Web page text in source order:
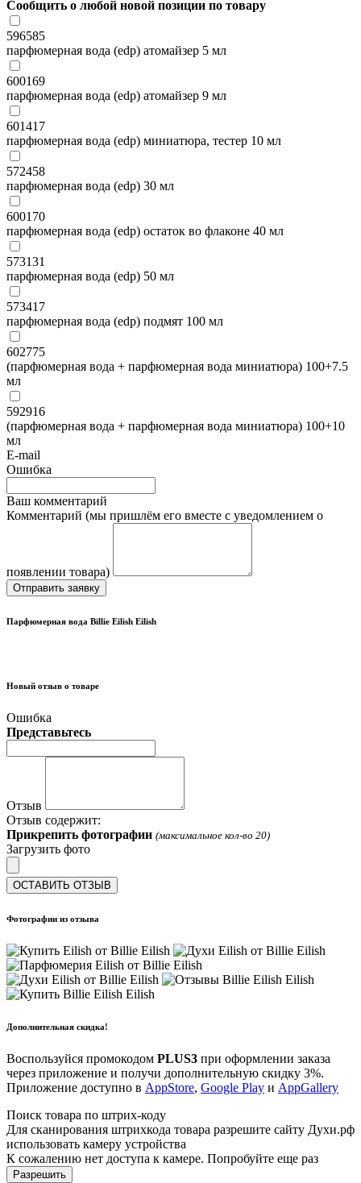
Сообщить о любой новой позиции по товару
596585
парфюмерная вода (edp) атомайзер 5 мл
600169
парфюмерная вода (edp) атомайзер 9 мл
601417
парфюмерная вода (edp) миниатюра, тестер 10 мл
572458
парфюмерная вода (edp) 30 мл
600170
парфюмерная вода (edp) остаток во флаконе 40 мл
573131
парфюмерная вода (edp) 50 мл
573417
парфюмерная вода (edp) подмят 100 мл
602775
(парфюмерная вода + парфюмерная вода миниатюра) 100+7.5
мл
592916
(парфюмерная вода + парфюмерная вода миниатюра) 100+10
мл
E-mail
Ошибка
Ваш комментарий
Комментарий (мы пришлём его вместе с уведомлением о
появлении товара)
Отправить заявку
Парфюмерная вода Billie Eilish Eilish
Новый отзыв о товаре
Ошибка
Представьтесь
Отзыв
Отзыв содержит:
Прикрепить фотографии (максимальное кол-во 20)
Загрузить фото
ОСТАВИТЬ ОТЗЫВ
Фотографии из отзыва
Дополнительная скидка!
Воспользуйся промокодом PLUS3 при оформлении заказа
через приложение и получи дополнительную скидку 3%.
Приложение доступно в AppStore, Google Play и AppGallery
Поиск товара по штрих-коду
Для сканирования штрихкода товара разрешите сайту Духи.рф
использовать камеру устройства
К сожалению нет доступа к камере. Попробуйте еще раз
Разрешить